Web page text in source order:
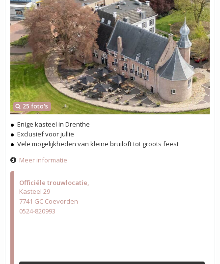
Officiële trouwlocatie
Kasteel 29
7741 GC Coevorden
0524-820993
25 foto's
Enige kasteel in Drenthe
Exclusief voor jullie
Vele mogelijkheden van kleine bruiloft tot groots feest
Meer informatie